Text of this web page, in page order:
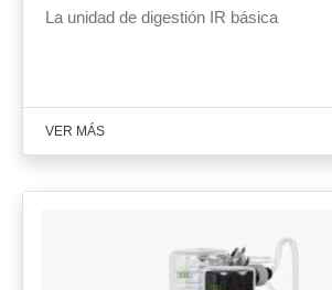
La unidad de digestión IR básica
VER MÁS